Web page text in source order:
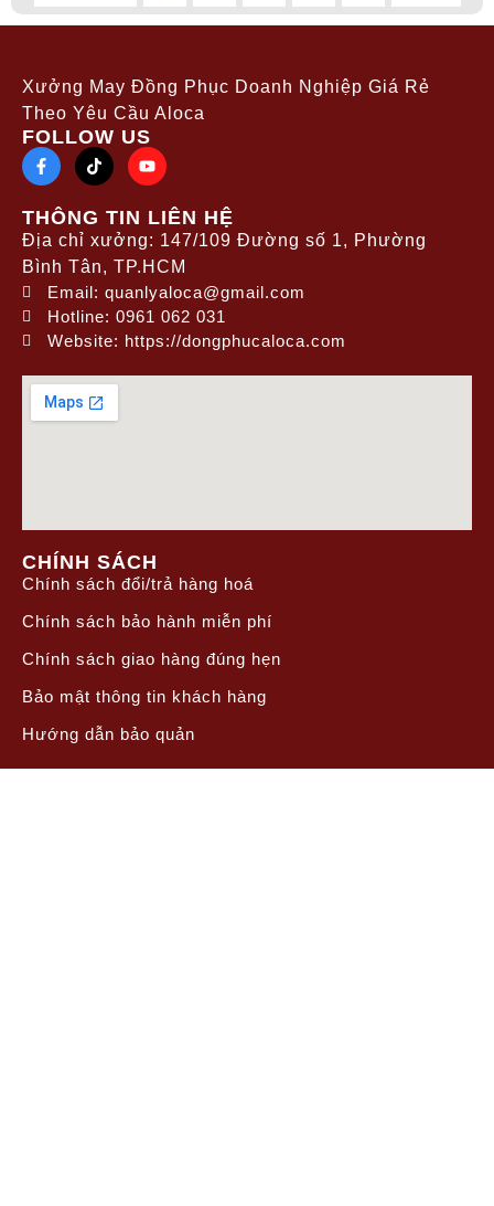
Xưởng May Đồng Phục Doanh Nghiệp Giá Rẻ
Theo Yêu Cầu Aloca
FOLLOW US
THÔNG TIN LIÊN HỆ
Địa chỉ xưởng: 147/109 Đường số 1, Phường
Bình Tân, TP.HCM
Email: quanlyaloca@gmail.com
Hotline: 0961 062 031
Website: https://dongphucaloca.com
CHÍNH SÁCH
Chính sách đổi/trả hàng hoá
Chính sách bảo hành miễn phí
Chính sách giao hàng đúng hẹn
Bảo mật thông tin khách hàng
Hướng dẫn bảo quản